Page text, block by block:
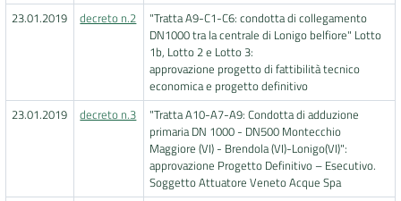
23.01.2019
decreto n.2
"Tratta A9-C1-C6: condotta di collegamento
DN1000 tra la centrale di Lonigo belfiore" Lotto
1b, Lotto 2 e Lotto 3:
approvazione progetto di fattibilità tecnico
economica e progetto definitivo
23.01.2019
decreto n.3
"Tratta A10-A7-A9: Condotta di adduzione
primaria DN 1000 - DN500 Montecchio
Maggiore (VI) - Brendola (VI)-Lonigo(VI)":
approvazione Progetto Definitivo – Esecutivo.
Soggetto Attuatore Veneto Acque Spa